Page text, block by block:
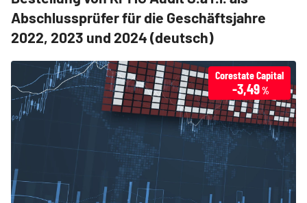
Abschlussprüfer für die Geschäftsjahre
2022, 2023 und 2024 (deutsch)
Corestate Capital
-3,49%